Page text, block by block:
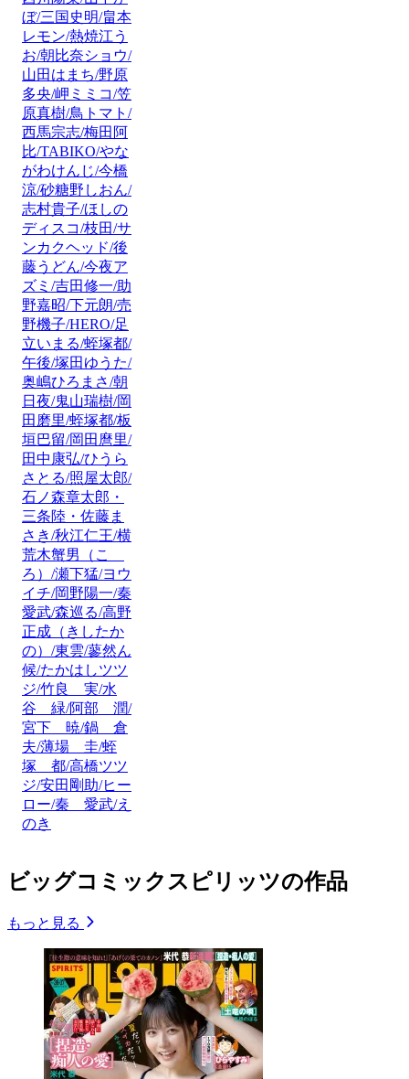
ぼ/三国史明/畠本
レモン/熱焼江う
お/朝比奈ショウ/
山田はまち/野原
多央/岬ミミコ/笠
原真樹/鳥トマト/
西馬宗志/梅田阿
比/TABIKO/やな
がわけんじ/今橋
涼/砂糖野しおん/
志村貴子/ほしの
ディスコ/枝田/サ
ンカクヘッド/後
藤うどん/今夜ア
ズミ/吉田修一/助
野嘉昭/下元朗/売
野機子/HERO/足
立いまる/蛭塚都/
午後/塚田ゆうた/
奥嶋ひろまさ/朝
日夜/鬼山瑞樹/岡
田磨里/蛭塚都/板
垣巴留/岡田麿里/
田中康弘/ひうら
さとる/照屋太郎/
石ノ森章太郎・
三条陸・佐藤ま
さき/秋江仁王/横
荒木蟹男（こゝ
ろ）/瀬下猛/ヨウ
イチ/岡野陽一/秦
愛武/森巡る/高野
正成（きしたか
の）/東雲/蓼然ん
候/たかはしツツ
ジ/竹良 実/水
谷 緑/阿部 潤/
宮下 暁/鍋 倉
夫/薄場 圭/蛭
塚 都/高橋ツツ
ジ/安田剛助/ヒー
ロー/秦 愛武/え
のき
ビッグコミックスピリッツの作品
もっと見る